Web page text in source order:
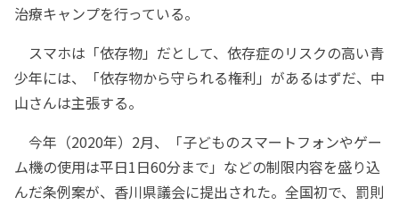
治療キャンプを行っている。
スマホは「依存物」だとして、依存症のリスクの高い青
少年には、「依存物から守られる権利」があるはずだ、中
山さんは主張する。
今年（2020年）2月、「子どものスマートフォンやゲー
ム機の使用は平日1日60分まで」などの制限内容を盛り込
んだ条例案が、香川県議会に提出された。全国初で、罰則